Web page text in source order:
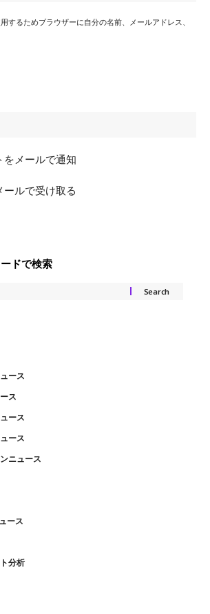
するためブラウザーに自分の名前、メールアドレス、
をメールで通知
ルで受け取る
ドで検索
ース
ス
ース
ース
ニュース
ース
分析